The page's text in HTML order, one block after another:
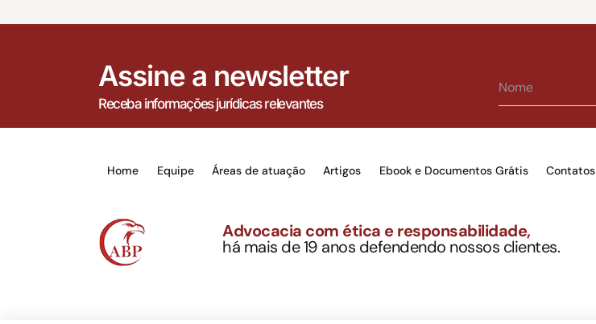
Assine a newsletter
Receba informações jurídicas relevantes
Home Equipe Áreas de atuação Artigos Ebook e Documentos Grátis Contatos
Advocacia com ética e responsabilidade,
há mais de 19 anos defendendo nossos clientes.